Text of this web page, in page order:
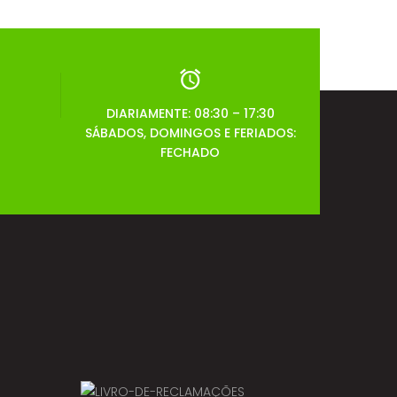
DIARIAMENTE: 08:30 – 17:30
SÁBADOS, DOMINGOS E FERIADOS:
FECHADO